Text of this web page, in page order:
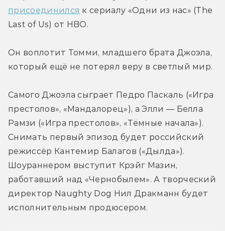
присоединился к сериалу «Одни из нас» (The
Last of Us) от HBO.
Он воплотит Томми, младшего брата Джоэла,
который ещё не потерял веру в светлый мир.
Самого Джоэла сыграет Педро Паскаль («Игра
престолов», «Мандалорец»), а Элли — Белла
Рамзи («Игра престолов», «Тёмные начала»).
Снимать первый эпизод будет российский
режиссёр Кантемир Балагов («Дылда»).
Шоураннером выступит Крэйг Мазин,
работавший над «Чернобылем». А творческий
директор Naughty Dog Нил Дракманн будет
исполнительным продюсером.